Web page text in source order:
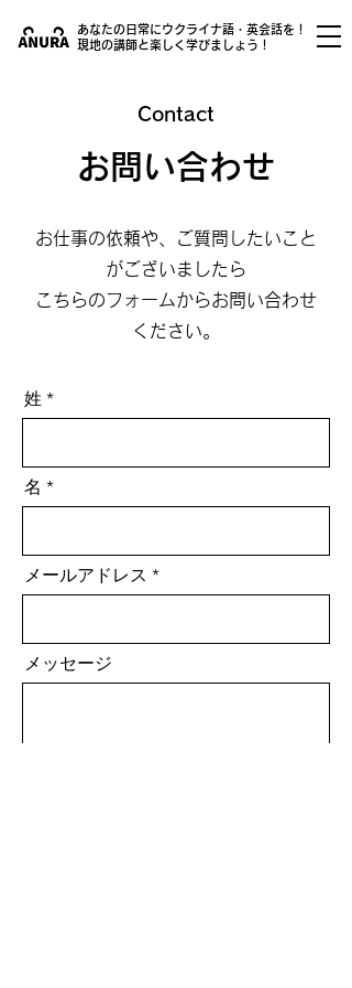
あなたの日常にウクライナ語・英会話を！
現地の講師と楽しく学びましょう！
Contact
お問い合わせ
お仕事の依頼や、ご質問したいこと
がございましたら
こちらのフォームからお問い合わせ
ください。
姓
名
メールアドレス
メッセージ